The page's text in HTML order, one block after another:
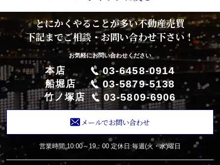
とにかくやることが多い不動産売買
下記までご相談・お問い合わせ下さい！
お気軽にお問い合わせください
本店 03-6458-0914
船堀店 03-5879-5138
竹ノ塚店 03-5809-6906
メールでお問い合わせ
営業時間:10:00～19：00 定休日:毎週(火・水)曜日